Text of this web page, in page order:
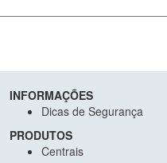
INFORMAÇÕES
Dicas de Segurança
PRODUTOS
Centrais